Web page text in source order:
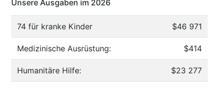
Unsere Ausgaben im 2026
74 für kranke Kinder $46 971
Medizinische Ausrüstung: $414
Humanitäre Hilfe: $23 277